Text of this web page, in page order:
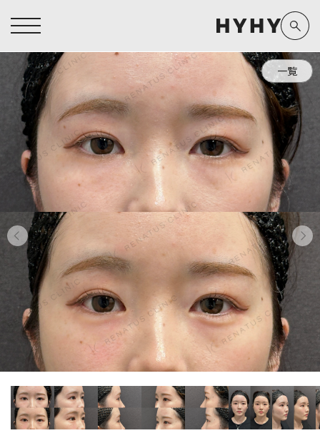
ヒアルロン酸注入症例一覧
医療脱毛症例一覧
アートメイク症例一覧
クリニック一覧
医師一覧
看護師一覧
新着情報
運営元情報
よくあるご質問
お問い合わせ
プライバシーポリシー
未成年の方へ
規約
コラム
ヒアルロン酸注入 医療脱毛
Doctor
担当医師から探す
副田 周
高橋 希
東山 麻伊子
松村 仁
泉 洋平
辻橋 勇祐
阿部 竜介
Parts
部位から探す
Preparation
製剤から探す
ザーフ(XERF)
ボラックス
ボリューマ
ボリフト
ボルベラ
ボライト
レナトゥスヒアルロン酸
ダイヤモンドフィール/ピ
ネハ
一覧